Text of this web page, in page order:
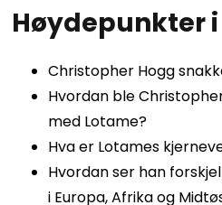
Høydepunkter
Christopher Hogg
Hvordan ble
med Lotame?
Hva er Lotames
Hvordan ser han
i Europa, Afrika og